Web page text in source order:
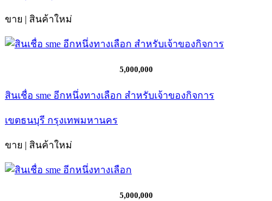
ขาย | สินค้าใหม่
5,000,000
สินเชื่อ sme อีกหนึ่งทางเลือก สำหรับเจ้าของกิจการ
เขตธนบุรี กรุงเทพมหานคร
ขาย | สินค้าใหม่
5,000,000